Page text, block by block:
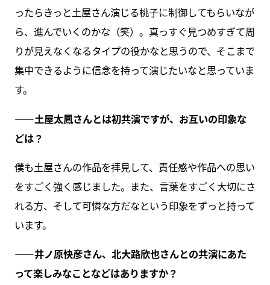
ったらきっと土屋さん演じる桃子に制御してもらいなが
ら、進んでいくのかな（笑）。真っすぐ見つめすぎて周
りが見えなくなるタイプの役かなと思うので、そこまで
集中できるように信念を持って演じたいなと思っていま
す。
――土屋太鳳さんとは初共演ですが、お互いの印象な
どは？
僕も土屋さんの作品を拝見して、責任感や作品への思い
をすごく強く感じました。また、言葉をすごく大切にさ
れる方、そして可憐な方だなという印象をずっと持って
います。
――井ノ原快彦さん、北大路欣也さんとの共演にあた
って楽しみなことなどはありますか？